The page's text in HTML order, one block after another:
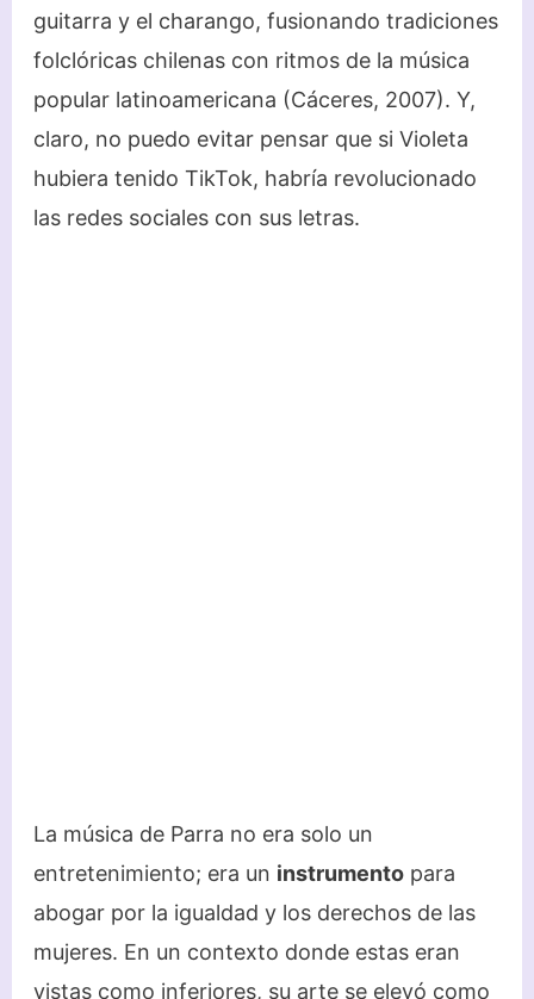
guitarra y el charango, fusionando tradiciones
folclóricas chilenas con ritmos de la música
popular latinoamericana (Cáceres, 2007). Y,
claro, no puedo evitar pensar que si Violeta
hubiera tenido TikTok, habría revolucionado
las redes sociales con sus letras.
La música de Parra no era solo un
entretenimiento; era un instrumentopara
abogar por la igualdad y los derechos de las
mujeres. En un contexto donde estas eran
vistas como inferiores, su arte se elevó como